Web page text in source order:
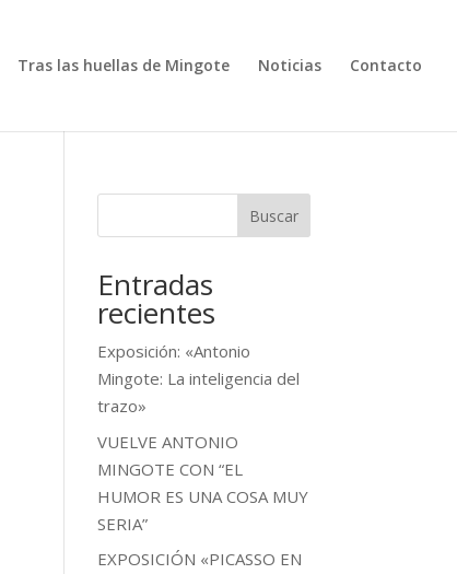
Tras las huellas de Mingote Noticias Contacto
Buscar
Entradas
recientes
Exposición: «Antonio
Mingote: La inteligencia del
trazo»
VUELVE ANTONIO
MINGOTE CON “EL
HUMOR ES UNA COSA MUY
SERIA”
EXPOSICIÓN «PICASSO EN